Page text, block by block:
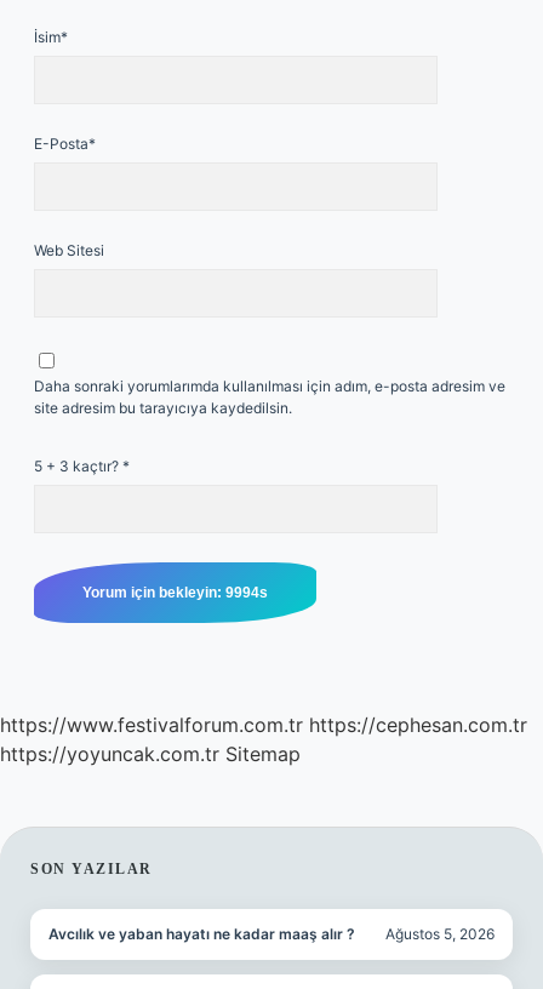
İsim*
E-Posta*
Web Sitesi
Daha sonraki yorumlarımda kullanılması için adım, e-posta adresim ve
site adresim bu tarayıcıya kaydedilsin.
5 + 3 kaçtır? *
https://www.festivalforum.com.tr https://cephesan.com.tr
https://yoyuncak.com.tr Sitemap
SIDEBAR
SON YAZILAR
Avcılık ve yaban hayatı ne kadar maaş alır ? Ağustos 5, 2026